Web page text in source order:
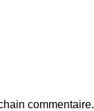
commentaire.